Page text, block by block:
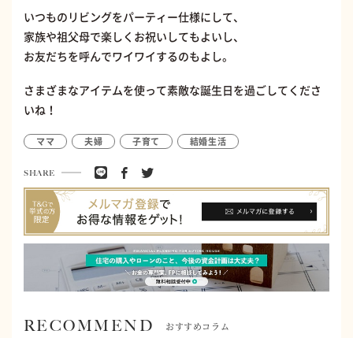
いつものリビングをパーティー仕様にして、
家族や祖父母で楽しくお祝いしてもよいし、
お友だちを呼んでワイワイするのもよし。
さまざまなアイテムを使って素敵な誕生日を過ごしてくださ
いね！
ママ 夫婦 子育て 結婚生活
SHARE
RECOMMEND おすすめコラム